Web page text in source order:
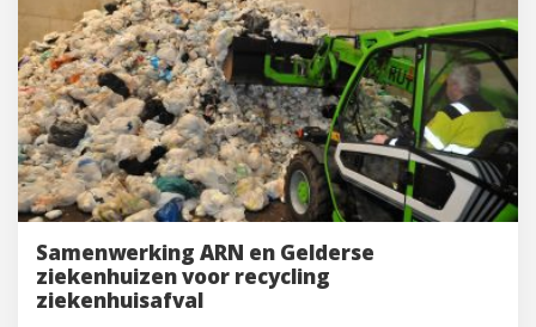
Samenwerking ARN en Gelderse
ziekenhuizen voor recycling
ziekenhuisafval